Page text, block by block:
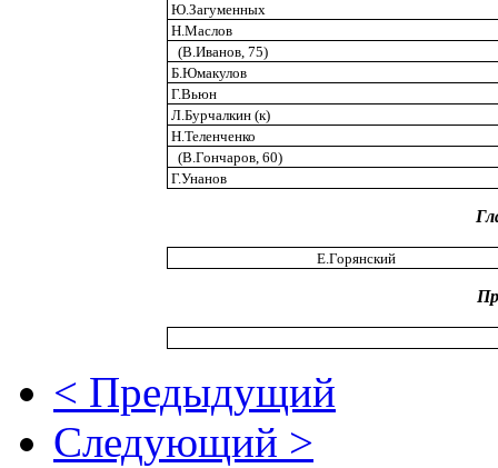
Ю.Загуменных
Н.Маслов
(В.Иванов, 75)
Б.Юмакулов
Г.Вьюн
Л.Бурчалкин (к)
Н.Теленченко
(В.Гончаров, 60)
Г.Унанов
Е.Горянский
< Предыдущий
Следующий >